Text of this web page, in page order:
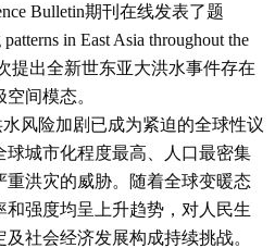
Bulletin期刊在线发表了题
in East Asia throughout the
提出全新世东亚大洪水事件存在
间模态。
风险加剧已成为紧迫的全球性议
城市化程度最高、人口最密集
重洪灾的威胁。随着全球变暖态
强度均呈上升趋势，对人民生
社会经济发展构成持续挑战。